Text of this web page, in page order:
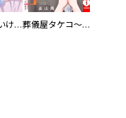
好きじゃないけど、抱いてください【電子単行本版／特典おまけ付き】 葬儀屋タケコ～あなたの最期、叶えます【電子単行本版】